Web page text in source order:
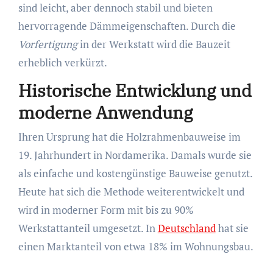
sind leicht, aber dennoch stabil und bieten
hervorragende Dämmeigenschaften. Durch die
Vorfertigungin der Werkstatt wird die Bauzeit
erheblich verkürzt.
Historische Entwicklung und
moderne Anwendung
Ihren Ursprung hat die Holzrahmenbauweise im
19. Jahrhundert in Nordamerika. Damals wurde sie
als einfache und kostengünstige Bauweise genutzt.
Heute hat sich die Methode weiterentwickelt und
wird in moderner Form mit bis zu 90%
Werkstattanteil umgesetzt. InDeutschlandhat sie
einen Marktanteil von etwa 18% im Wohnungsbau.